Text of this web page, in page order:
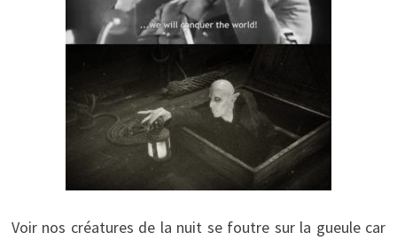
Voir nos créatures de la nuit se foutre sur la gueule car